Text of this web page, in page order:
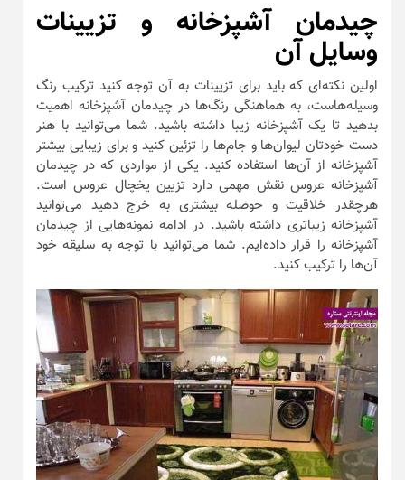
چیدمان آشپزخانه و تزیینات
وسایل آن
اولین نکته‌ای که باید برای تزیینات به آن توجه کنید ترکیب رنگ
وسیله‌هاست، به هماهنگی رنگ‌ها در چیدمان آشپزخانه اهمیت
بدهید تا یک آشپزخانه زیبا داشته باشید. شما می‌توانید با هنر
دست خودتان لیوان‌ها و جام‌ها را تزئین کنید و برای زیبایی بیشتر
آشپزخانه از آن‌ها استفاده کنید. یکی از مواردی که در چیدمان
آشپزخانه عروس نقش مهمی دارد تزیین یخچال عروس است.
هرچقدر خلاقیت و حوصله بیشتری به خرج دهید می‌توانید
آشپزخانه زیباتری داشته باشید. در ادامه نمونه‌هایی از چیدمان
آشپزخانه را قرار داده‌ایم. شما می‌توانید با توجه به سلیقه خود
آن‌ها را ترکیب کنید.